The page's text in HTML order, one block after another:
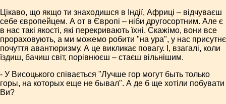
Цікаво, що якщо ти знаходишся в Індії, Африці – відчуваєш
себе європейцем. А от в Європі – ніби другосортним. Але є
в нас такі якості, які перекривають їхні. Скажімо, вони все
прораховують, а ми можемо робити "на ура", у нас присутнє
почуття авантюризму. А це викликає повагу. І, взагалі, коли
їздиш, бачиш світ, порівнюєш – стаєш вільнішим.
- У Висоцького співається "Лучше гор могут быть только
горы, на которых еще не бывал". А де б ще хотіли побувати
Ви?